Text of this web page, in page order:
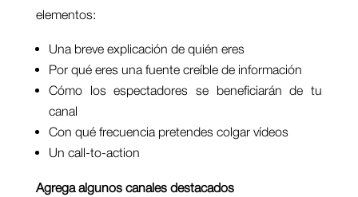
elementos:
Una breve explicación de quién eres
Por qué eres una fuente creíble de información
Cómo los espectadores se beneficiarán de tu
canal
Con qué frecuencia pretendes colgar vídeos
Un call-to-action
Agrega algunos canales destacados